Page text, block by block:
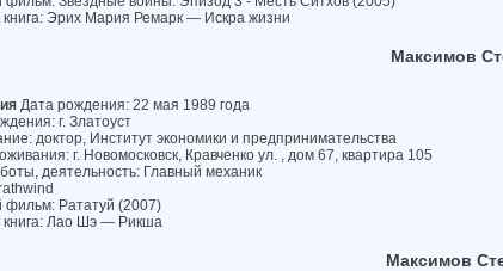
Эрих Мария Ремарк — Искра жизни
Максимов
Дата рождения: 22 мая 1989 года
г. Златоуст
доктор, Институт экономики и предпринимательства
г. Новомосковск, Кравченко ул. , дом 67, квартира 105
деятельность: Главный механик
Рататуй (2007)
Лао Шэ — Рикша
Максимов